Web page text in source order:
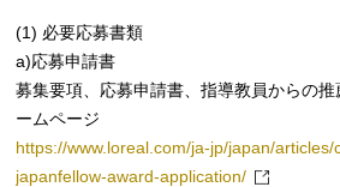
(1) 必要応募書類
a)応募申請書
募集要項、応募申請書、指導教員からの
ームページ
https://www.loreal.com/ja-jp/japan/
japanfellow-award-application/